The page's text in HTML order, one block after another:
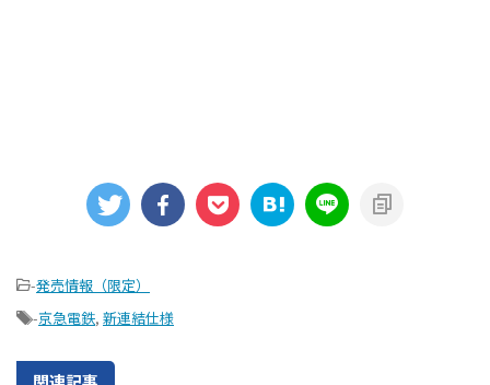
-発売情報（限定）
-京急電鉄, 新連結仕様